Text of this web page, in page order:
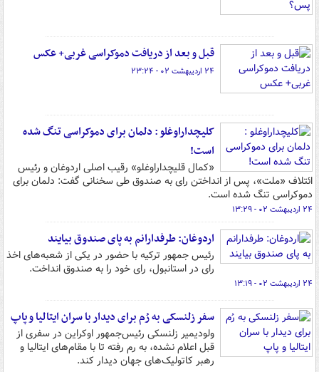
قبل و بعد از دریافت دموکراسی غربی+ عکس
۲۴ اردیبهشت ۰۲ - ۲۳:۲۴
کلیچداراوغلو : دلمان برای دموکراسی تنگ شده
است!
«کمال قلیچداراوغلو» رقیب اصلی اردوغان و رئیس
ائتلاف «ملت»، پس از انداختن رای به صندوق طی سخنانی گفت: دلمان برای
دموکراسی تنگ شده است.
۲۴ اردیبهشت ۰۲ - ۱۳:۲۹
اردوغان: طرفدارانم به پای صندوق بیایند
رئیس جمهور ترکیه با حضور در یکی از شعبه‌های اخذ
رای در استانبول، رای خود را به صندوق انداخت.
۲۴ اردیبهشت ۰۲ - ۱۳:۱۹
سفر زلنسکی به رُم برای دیدار با سران ایتالیا و پاپ
ولودیمیر زلنسکی رئیس‌جمهور اوکراین در سفری از
قبل اعلام نشده، به رم رفته تا با مقام‌های ایتالیا و
رهبر کاتولیک‌های جهان دیدار کند.